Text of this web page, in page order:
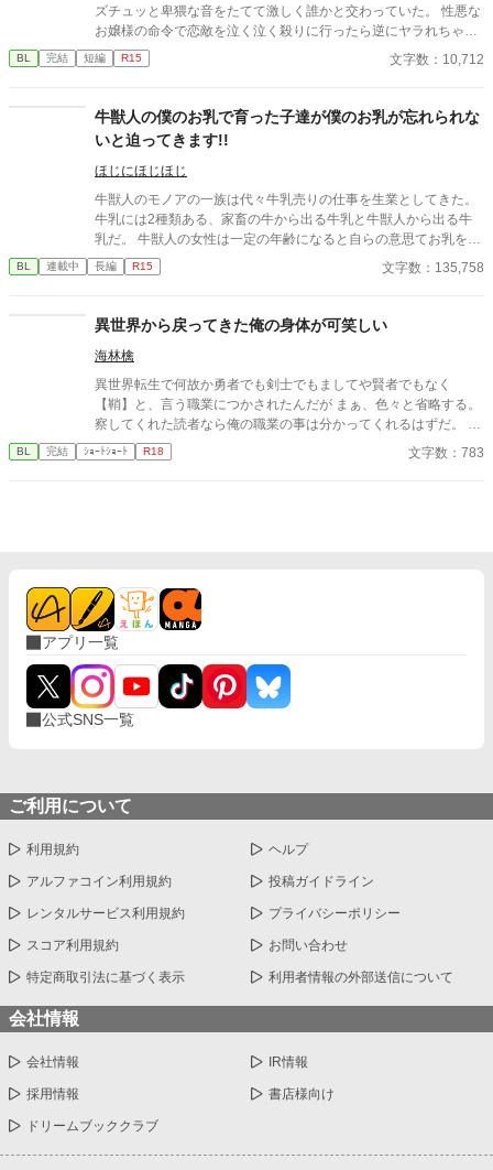
ズチュッと卑猥な音をたてて激しく誰かと交わっていた。 性悪な
お嬢様の命令で恋敵を泣く泣く殺りに行ったら逆にヤラれちゃっ
た、ちょっとアホな子の話です。 （ムーンライトノベルにも掲載
しています）
BL 完結 短編 R15 文字数：10,712
牛獣人の僕のお乳で育った子達が僕のお乳が忘れられな
いと迫ってきます!!
ほじにほじほじ
牛獣人のモノアの一族は代々牛乳売りの仕事を生業としてきた。
牛乳には2種類ある、家畜の牛から出る牛乳と牛獣人から出る牛
乳だ。 牛獣人の女性は一定の年齢になると自らの意思てお乳を出
すことが出来る。 そして、僕たち家族普段は家畜の牛の牛乳を売
っているが母と姉達の牛乳は濃厚で喉越しや舌触りが良いお貴族
子息様がお乳を呑まないと相談を受けたのが全ての始まりー 母や
姉達の牛乳を詰めた哺乳瓶を与えてみても、母や姉達のお乳を直
接与えてみても飲んでくれない赤子。 そんな時ふと赤子と目が合
うと僕を見て何かを訴えてくるー 「え？僕のお乳が飲みたい
の？」 「僕はまだ子供でしかも男だからでないよ。」 「え？何言
ってるの姉さん達！僕のお乳に牛乳を垂らして飲ませてみろだな
んて！そんなの上手くいくわけ…え、飲んでるよ？え？」 そんな
こんなで、お乳を呑まない赤子が飲んだ噂は広がり他のお貴族様
す。 いいね♡やお気に入り登録☆をしてくださいますと励みにな
ります(＞＜) 誤字脱字、言葉使いが変な所がありましたら脳内変
換して頂けますと幸いです。
BL 連載中 長編 R15 文字数：135,758
異世界から戻ってきた俺の身体が可笑しい
海林檎
異世界転生で何故か勇者でも剣士でもましてや賢者でもなく
【鞘】と、言う職業につかされたんだが まぁ、色々と省略する。
察してくれた読者なら俺の職業の事は分かってくれるはずだ。 ま
ぁ、そんなこんなで世界が平和になったから異世界から現代に戻
ってきたはずなのにだ 俺の身体が変なままなのはどぼじで？？
BL 完結 ｼｮｰﾄｼｮｰﾄ R18 文字数：783
アプリ一覧
公式SNS一覧
ご利用について
利用規約 ヘルプ
アルファコイン利用規約 投稿ガイドライン
レンタルサービス利用規約 プライバシーポリシー
スコア利用規約 お問い合わせ
特定商取引法に基づく表示 利用者情報の外部送信について
会社情報
会社情報 IR情報
採用情報 書店様向け
ドリームブッククラブ